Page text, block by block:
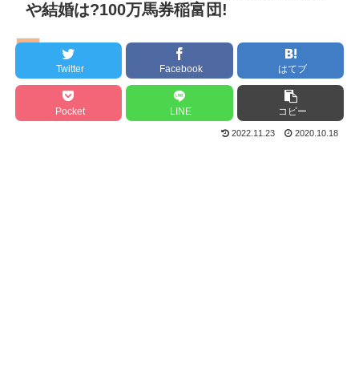
や結婚は?100万馬券稲富団!
Twitter Facebook はてブ
Pocket LINE コピー
2022.11.23 2020.10.18